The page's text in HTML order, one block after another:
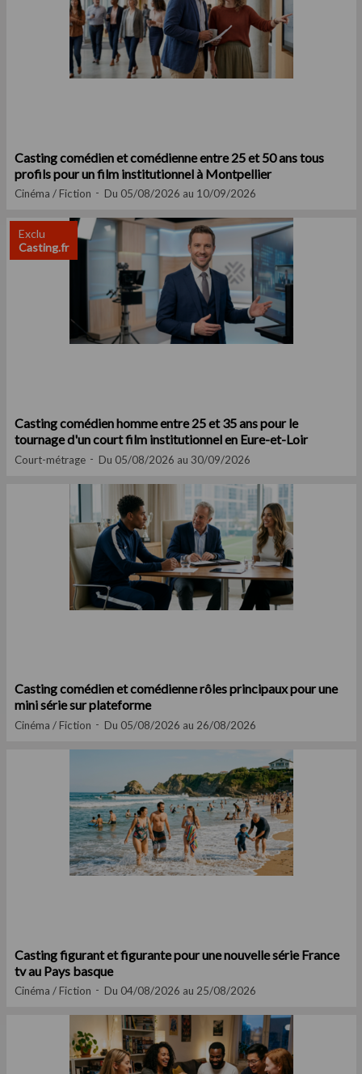
Casting comédien et comédienne entre 25 et 50 ans tous
profils pour un film institutionnel à Montpellier
Cinéma / Fiction Du 05/08/2026 au 10/09/2026
Exclu
Casting.fr
Casting comédien homme entre 25 et 35 ans pour le
tournage d'un court film institutionnel en Eure-et-Loir
Court-métrage Du 05/08/2026 au 30/09/2026
Casting comédien et comédienne rôles principaux pour une
mini série sur plateforme
Cinéma / Fiction Du 05/08/2026 au 26/08/2026
Casting figurant et figurante pour une nouvelle série France
tv au Pays basque
Cinéma / Fiction Du 04/08/2026 au 25/08/2026